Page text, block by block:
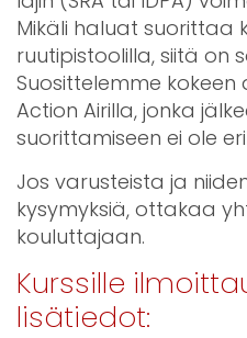
Mikäli haluat suorittaa
ruutipistoolilla, siitä on
Suosittelemme
Action Airilla, jonka
suorittamiseen ei ole
Jos varusteista ja
kysymyksiä, ottakaa
kouluttajaan.
Kurssille
lisätiedot: